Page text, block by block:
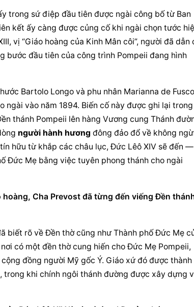
trong sứ điệp đầu tiên được ngài công bố từ Ban
kết ấy càng được củng cố khi ngài chọn tước
vị “Giáo hoàng của Kinh Mân côi”, người đã dẫn
bước đầu tiên của công trình Pompeii đang hình
Bartolo Longo và phu nhân Marianna de Fusco
ngài vào năm 1894. Biến cố này được ghi lại trong
thánh Pompeii lên hàng Vương cung Thánh
người hành hương đông đảo đổ về không
hữu từ khắp các châu lục, Đức Lêô XIV sẽ đến —
Đức Mẹ bằng việc tuyên phong thánh cho ngài
Cha Prevost đã từng đến viếng Đền
biết rõ về Đền thờ cũng như Thành phố Đức Mẹ
có một đền thờ cung hiến cho Đức Mẹ Pompeii,
đồng người Mỹ gốc Ý. Giáo xứ đó được thành
trong khi chính ngôi thánh đường được xây dựng